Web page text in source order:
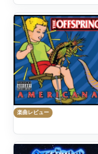
楽曲レビュー